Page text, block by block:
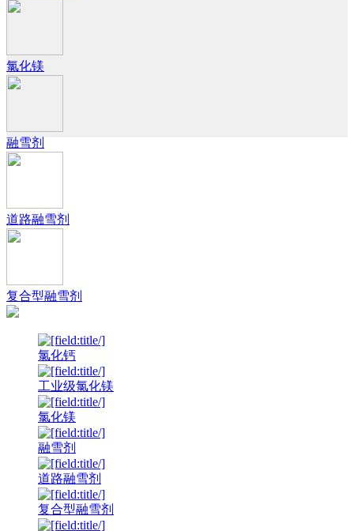
氯化镁
融雪剂
道路融雪剂
复合型融雪剂
氯化钙
工业级氯化镁
氯化镁
融雪剂
道路融雪剂
复合型融雪剂